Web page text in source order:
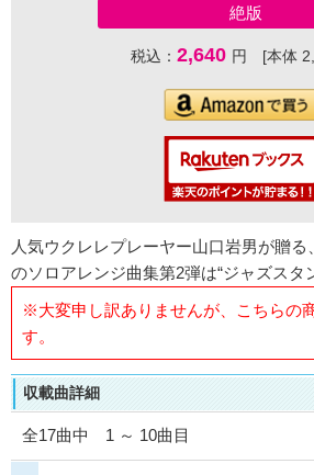
絶版
税込： 2,640 円 [本体
人気ウクレレプレーヤー山口岩男が贈
のソロアレンジ曲集第2弾は“ジャズスタ
※大変申し訳ありませんが、こちらの
す。
収載曲詳細
全17曲中 1 ～ 10曲目